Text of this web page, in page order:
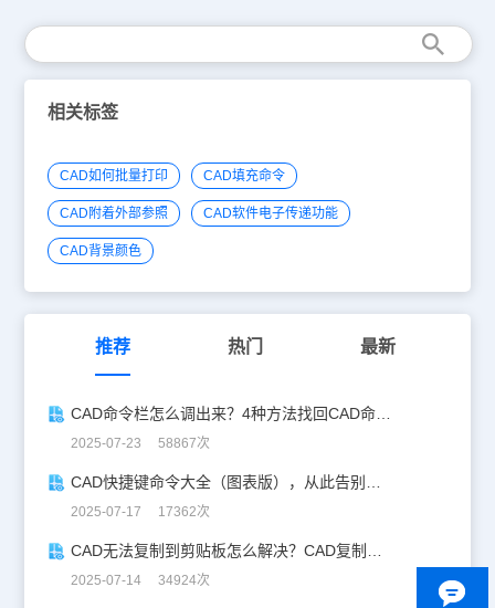
相关标签
CAD如何批量打印 CAD填充命令
CAD附着外部参照 CAD软件电子传递功能
CAD背景颜色
推荐 热门 最新
CAD命令栏怎么调出来？4种方法找回CAD命令栏
2025-07-23 58867次
2025-07-17 17362次
2025-07-14 34924次